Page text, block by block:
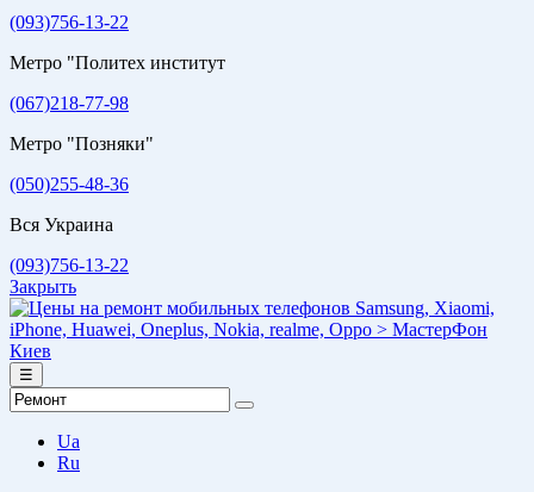
(093)756-13-22
Метро "Политех институт
(067)218-77-98
Метро "Позняки"
(050)255-48-36
Вся Украина
(093)756-13-22
Закрыть
☰
Ua
Ru